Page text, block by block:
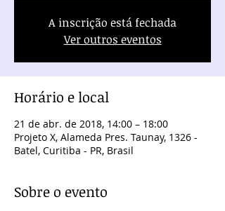
A inscrição está fechada
Ver outros eventos
Horário e local
21 de abr. de 2018, 14:00 – 18:00
Projeto X, Alameda Pres. Taunay, 1326 -
Batel, Curitiba - PR, Brasil
Sobre o evento